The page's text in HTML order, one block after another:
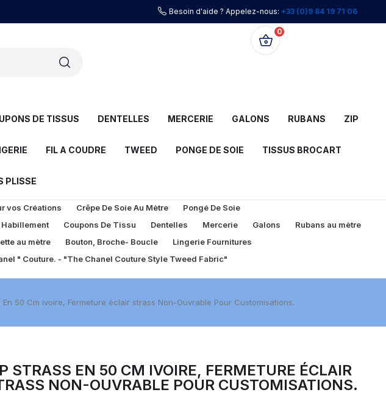
Besoin d'aide ? Appelez-nous: +33 (0)9 84 19 71 06
0
DE TISSUS DENTELLES MERCERIE GALONS RUBANS ZIP
FIL A COUDRE TWEED PONGE DE SOIE TISSUS BROCART
PLISSE
vos Créations Crêpe De Soie Au Mètre
Pongé De Soie
Coupons De Tissu Dentelles Mercerie Galons
Rubans au mètre
au mètre Bouton, Broche- Boucle
Lingerie Fournitures
" Couture. - "The Chanel Couture Style Tweed Fabric"
En 50 Cm ivoire, Fermeture éclair strass Non-Ouvrable Pour Customisations.
STRASS EN 50 CM IVOIRE, FERMETURE ÉCLAIR
NON-OUVRABLE POUR CUSTOMISATIONS.